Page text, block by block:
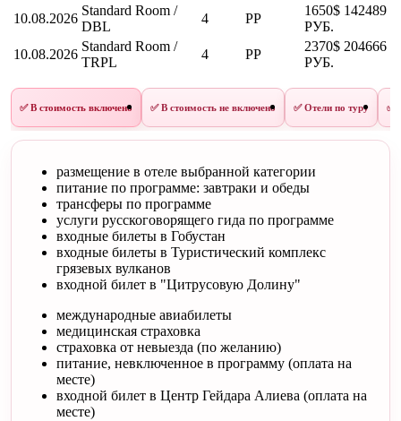
10.08.2026
Standard Room /
DBL
4 PP
1650$ 142489
РУБ.
10.08.2026
Standard Room /
TRPL
4 PP
2370$ 204666
РУБ.
✅ В стоимость включено ✅ В стоимость не включено ✅ Отели по туру ✅
размещение в отеле выбранной категории
питание по программе: завтраки и обеды
трансферы по программе
услуги русскоговорящего гида по программе
входные билеты в Гобустан
входные билеты в Туристический комплекс
грязевых вулканов
входной билет в "Цитрусовую Долину"
международные авиабилеты
медицинская страховка
страховка от невыезда (по желанию)
питание, невключенное в программу (оплата на
месте)
входной билет в Центр Гейдара Алиева (оплата на
месте)